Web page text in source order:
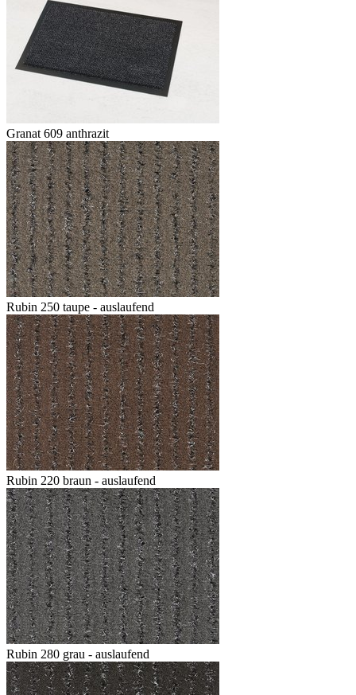
Granat 609 anthrazit
Rubin 250 taupe - auslaufend
Rubin 220 braun - auslaufend
Rubin 280 grau - auslaufend